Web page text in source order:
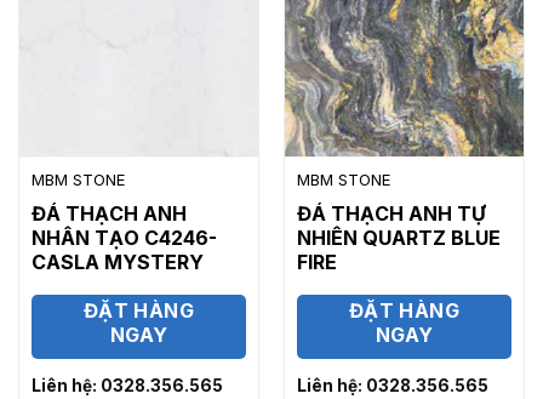
MBM STONE
ĐÁ THẠCH ANH
NHÂN TẠO C4246-
CASLA MYSTERY
ĐẶT HÀNG
NGAY
Liên hệ: 0328.356.565
MBM STONE
ĐÁ THẠCH ANH TỰ
NHIÊN QUARTZ BLUE
FIRE
ĐẶT HÀNG
NGAY
Liên hệ: 0328.356.565